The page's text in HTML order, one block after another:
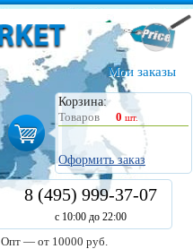
Мои заказы
Корзина:
Товаров
0 шт.
Оформить заказ
8 (495) 999-37-07
с 10:00 до 22:00
Опт — от 10000 руб.